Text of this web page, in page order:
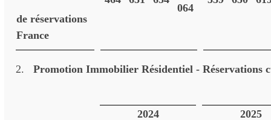
064
de réservations
France
2. Promotion Immobilier Résidentiel - Réservations
2024
2025